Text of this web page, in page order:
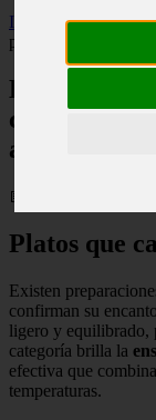
Inicio
recetas >
punto marino que
Ensalada
con ese
apetece
📅 17/02/2026
Platos que
Existen
confirman su
ligero y equilibrado,
categoría brilla la
efectiva que
temperaturas.